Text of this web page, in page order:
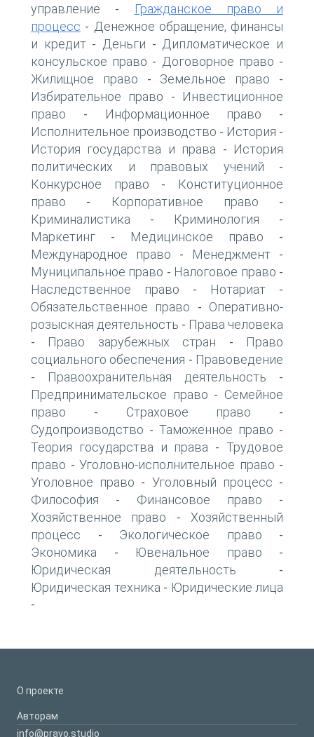
управление -
Гражданское право и
процесс - Денежное обращение, финансы
и кредит- Деньги - Дипломатическое и
консульское право - Договорное право -
Жилищное право - Земельное право -
Избирательное право -
Инвестиционное
право - Информационное право -
Исполнительное производство - История -
История государства и права -
История
политических и правовых учений -
Конкурсное право -
Конституционное
право - Корпоративное право -
Криминалистика - Криминология -
Маркетинг - Медицинское право -
Международное право - Менеджмент -
Муниципальное право - Налоговое право -
Наследственное право - Нотариат -
Обязательственное право - Оперативно-
розыскная деятельность - Права человека
- Право зарубежных стран -
Право
социального обеспечения - Правоведение
- Правоохранительная деятельность -
Предпринимательское право - Семейное
право - Страховое право -
Судопроизводство - Таможенное право -
Теория государства и права -Трудовое
право - Уголовно-исполнительное право -
Уголовное право - Уголовный процесс -
Философия - Финансовое право -
Хозяйственное право - Хозяйственный
процесс - Экологическое право -
Экономика - Ювенальное право -
Юридическая деятельность -
Юридическая техника - Юридические лица
-
О проекте
Авторам
info@pravo.studio